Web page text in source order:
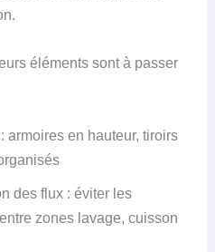
éléments sont à passer
armoires en hauteur, tiroirs
des flux : éviter les
zones lavage, cuisson